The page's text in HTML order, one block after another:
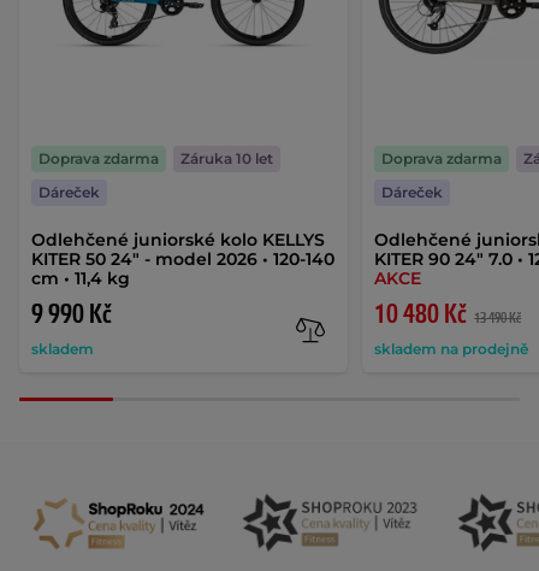
Odlehčené juniorské kolo KELLYS
KITER 50 24" - model 2026 • 120-140
cm • 11,4 kg
9 990 Kč
skladem
Doprava zdarma
Záruka 10 let
Dáreček
Odlehčené
KITER 90 24" 7.0 •
AKCE
10 480 Kč 13 490 Kč
skladem na prodejně
Doprava zdarma
Dáreček